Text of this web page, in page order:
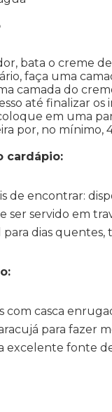
bata o creme
faça uma
camada do
até finalizar os
em uma
por, no mínimo,
cardápio:
de encontrar:
ser servido em
para dias
com casca
para fazer
excelente fonte